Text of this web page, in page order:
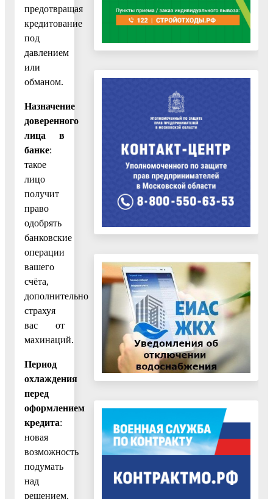
предотвращая
кредитование
под
давлением
или
обманом.
Назначение
доверенного
лица в
банке:
такое
лицо
получит
право
одобрять
банковские
операции
вашего
счёта,
дополнительно
страхуя
вас от
махинаций.
Период
охлаждения
перед
оформлением
кредита:
новая
возможность
подумать
над
решением,